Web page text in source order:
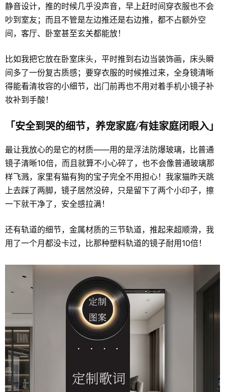
静音设计，推的时候几乎没声音，早上赶时间穿衣服也不会
吵到室友；而且不管是左边推还是右边推，都不占额外空
间，客厅、卧室甚至玄关都能放！
比如我把它放在卧室床头，平时推到右边当装饰画，床头瞬
间多了一份复古质感；要穿衣服的时候推过来，全身镜清晰
得能看清妆容的小细节，出门前再也不用对着手机小镜子补
妆补到手酸！
「安全到哭的细节，养宠家庭/有娃家庭闭眼入」
最让我放心的是它的材质——用的是浮法防爆玻璃，比普通
镜子清晰10倍，而且就算不小心碎了，也不会像普通玻璃那
样飞溅，家里有猫有狗的宝子完全不用担心！我家猫昨天跳
上去踩了两脚，镜子居然没碎，只是留下了两个小印子，擦
一下就干净了，安全感拉满！
还有轨道的细节，金属材质的三节轨道，推起来超顺滑，我
用了一个月都没卡过，比那种塑料轨道的镜子耐用10倍！